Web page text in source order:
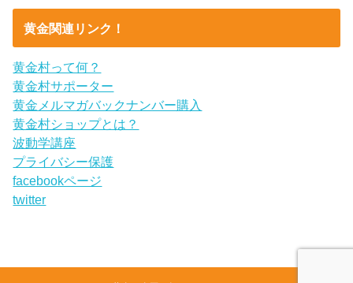
黄金関連リンク！
黄金村って何？
黄金村サポーター
黄金メルマガバックナンバー購入
黄金村ショップとは？
波動学講座
プライバシー保護
facebookページ
twitter